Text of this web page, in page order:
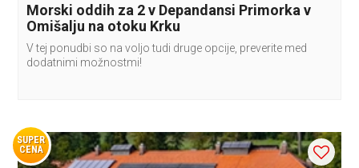
Morski oddih za 2 v Depandansi Primorka v
Omišalju na otoku Krku
V tej ponudbi so na voljo tudi druge opcije, preverite med
dodatnimi možnostmi!
SUPER
CENA